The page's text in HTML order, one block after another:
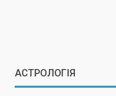
АСТРОЛОГІЯ